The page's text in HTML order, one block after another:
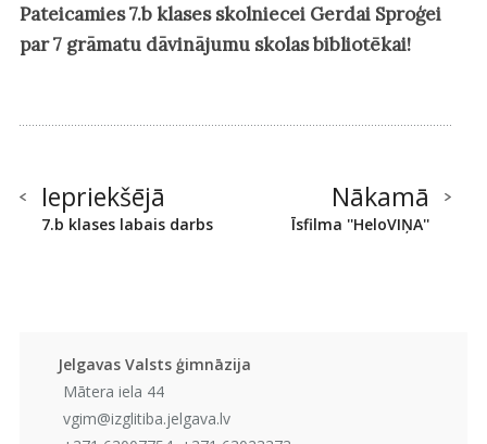
Pateicamies 7.b klases skolniecei Gerdai Sproģei
par 7 grāmatu dāvinājumu skolas bibliotēkai!
Iepriekšējā
7.b klases labais darbs
Nākamā
Īsfilma ''HeloVIŅA''
Jelgavas Valsts ģimnāzija
Mātera iela 44
vgim@izglitiba.jelgava.lv